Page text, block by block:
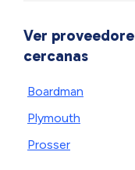
Ver
cercanas
Boardman
Plymouth
Prosser